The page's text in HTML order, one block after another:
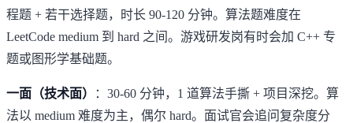
程题 + 若干选择题，时长 90-120 分钟。算法题难度在
LeetCode medium 到 hard 之间。游戏研发岗有时会加 C++ 专
题或图形学基础题。
一面（技术面）
：30-60 分钟，1 道算法手撕 + 项目深挖。算
法以 medium 难度为主，偶尔 hard。面试官会追问复杂度分